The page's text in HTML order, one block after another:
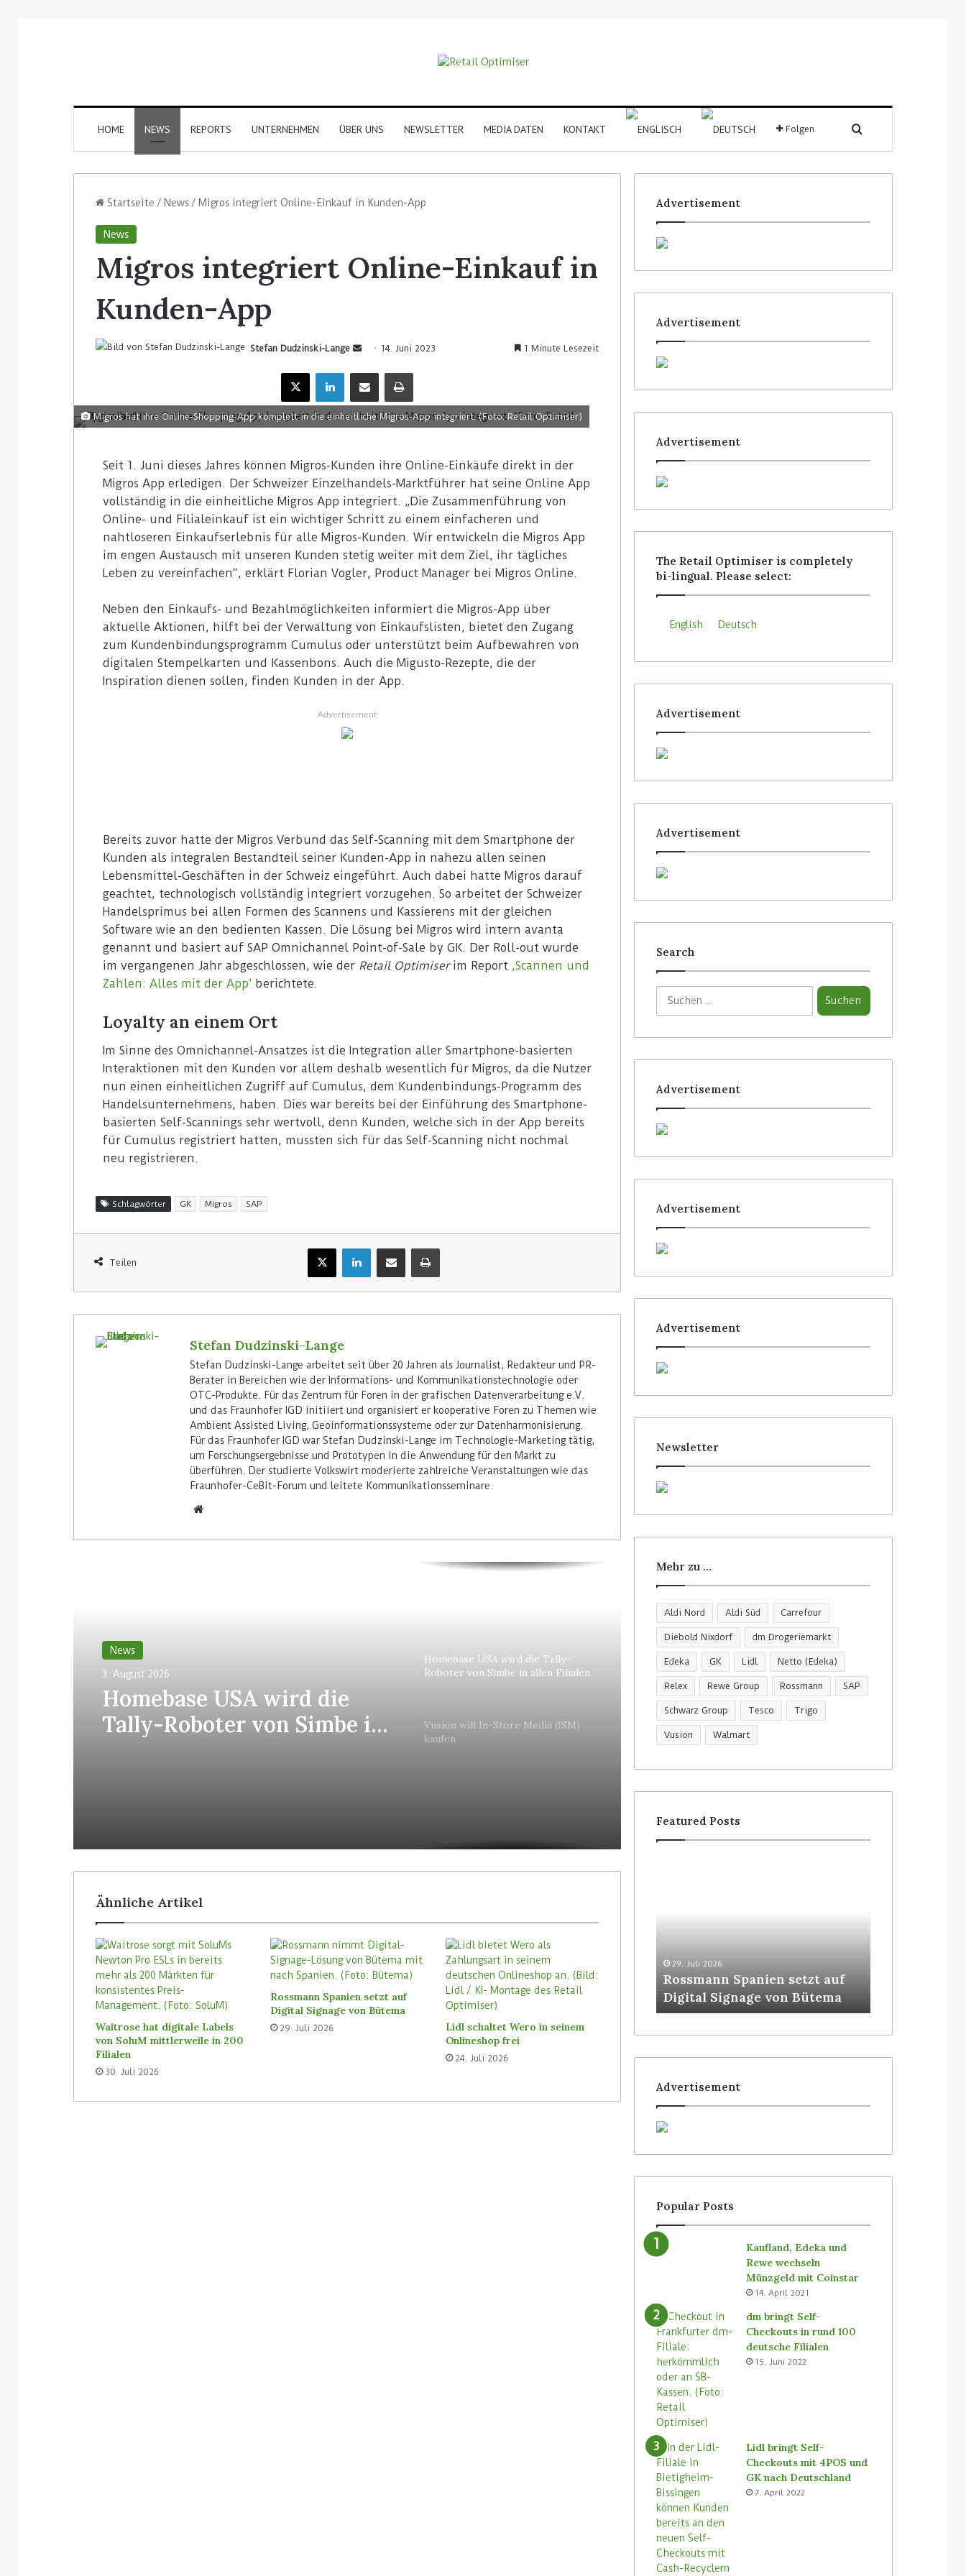
HOME NEWS REPORTS UNTERNEHMEN ÜBER UNS NEWSLETTER MEDIA DATEN KONTAKT Folgen
Startseite / News / Migros integriert Online-Einkauf in Kunden-App
News
Migros integriert Online-Einkauf in
Kunden-App
Stefan Dudzinski-Lange 14. Juni 2023 1 Minute Lesezeit
Migros hat ihre Online-Shopping-App komplett in die einheitliche Migros-App integriert. (Foto: Retail Optimiser)
Seit 1. Juni dieses Jahres können Migros-Kunden ihre Online-Einkäufe direkt in der
Migros App erledigen. Der Schweizer Einzelhandels-Marktführer hat seine Online App
vollständig in die einheitliche Migros App integriert. „Die Zusammenführung von
Online- und Filialeinkauf ist ein wichtiger Schritt zu einem einfacheren und
nahtloseren Einkaufserlebnis für alle Migros-Kunden. Wir entwickeln die Migros App
im engen Austausch mit unseren Kunden stetig weiter mit dem Ziel, ihr tägliches
Leben zu vereinfachen“, erklärt Florian Vogler, Product Manager bei Migros Online.
Neben den Einkaufs- und Bezahlmöglichkeiten informiert die Migros-App über
aktuelle Aktionen, hilft bei der Verwaltung von Einkaufslisten, bietet den Zugang
zum Kundenbindungsprogramm Cumulus oder unterstützt beim Aufbewahren von
digitalen Stempelkarten und Kassenbons. Auch die Migusto-Rezepte, die der
Inspiration dienen sollen, finden Kunden in der App.
Advertisement
Bereits zuvor hatte der Migros Verbund das Self-Scanning mit dem Smartphone der
Kunden als integralen Bestandteil seiner Kunden-App in nahezu allen seinen
Lebensmittel-Geschäften in der Schweiz eingeführt. Auch dabei hatte Migros darauf
geachtet, technologisch vollständig integriert vorzugehen. So arbeitet der Schweizer
Handelsprimus bei allen Formen des Scannens und Kassierens mit der gleichen
Software wie an den bedienten Kassen. Die Lösung bei Migros wird intern avanta
genannt und basiert auf SAP Omnichannel Point-of-Sale by GK. Der Roll-out wurde
im vergangenen Jahr abgeschlossen, wie der Retail Optimiser im Report ,Scannen und
Zahlen: Alles mit der App’ berichtete.
Loyalty an einem Ort
Im Sinne des Omnichannel-Ansatzes ist die Integration aller Smartphone-basierten
Interaktionen mit den Kunden vor allem deshalb wesentlich für Migros, da die Nutzer
nun einen einheitlichen Zugriff auf Cumulus, dem Kundenbindungs-Programm des
Handelsunternehmens, haben. Dies war bereits bei der Einführung des Smartphone-
basierten Self-Scannings sehr wertvoll, denn Kunden, welche sich in der App bereits
für Cumulus registriert hatten, mussten sich für das Self-Scanning nicht nochmal
neu registrieren.
Schlagwörter GK Migros SAP
Teilen
Stefan Dudzinski-Lange
Stefan Dudzinski-Lange arbeitet seit über 20 Jahren als Journalist, Redakteur und PR-
Berater in Bereichen wie der Informations- und Kommunikationstechnologie oder
OTC-Produkte. Für das Zentrum für Foren in der grafischen Datenverarbeitung e.V.
und das Fraunhofer IGD initiiert und organisiert er kooperative Foren zu Themen wie
Ambient Assisted Living, Geoinformationssysteme oder zur Datenharmonisierung.
Für das Fraunhofer IGD war Stefan Dudzinski-Lange im Technologie-Marketing tätig,
um Forschungsergebnisse und Prototypen in die Anwendung für den Markt zu
überführen. Der studierte Volkswirt moderierte zahlreiche Veranstaltungen wie das
Fraunhofer-CeBit-Forum und leitete Kommunikationsseminare.
News
3. August 2026
Homebase USA wird die
Tally-Roboter von Simbe in
Homebase USA wird die Tally-
Roboter von Simbe in allen Filialen
Vusion will In-Store Media (ISM)
kaufen
Ähnliche Artikel
Waitrose hat digitale Labels
von SoluM mittlerweile in 200
Filialen
30. Juli 2026
Rossmann Spanien setzt auf
Digital Signage von Bütema
29. Juli 2026
Lidl schaltet Wero in seinem
Onlineshop frei
24. Juli 2026
Advertisement
Advertisement
Advertisement
The Retail Optimiser is completely
bi-lingual. Please select:
English Deutsch
Advertisement
Advertisement
Search
Advertisement
Advertisement
Advertisement
Newsletter
Mehr zu …
Aldi Nord Aldi Süd Carrefour
Diebold Nixdorf dm Drogeriemarkt
Edeka GK Lidl Netto (Edeka)
Relex Rewe Group Rossmann SAP
Schwarz Group Tesco Trigo
Vusion Walmart
Featured Posts
Homebase USA wird die Tally-
Roboter von Simbe in allen
Filialen einführen
31. Juli 2026
Vusion will In-Store Media
(ISM) kaufen
30. Juli 2026
Waitrose hat digitale Labels
von SoluM mittlerweile in 200
Filialen
29. Juli 2026
Rossmann Spanien setzt auf
Digital Signage von Bütema
Advertisement
Popular Posts
Kaufland, Edeka und
Rewe wechseln
Münzgeld mit Coinstar
14. April 2021
dm bringt Self-
Checkouts in rund 100
deutsche Filialen
15. Juni 2022
Lidl bringt Self-
Checkouts mit 4POS und
GK nach Deutschland
7. April 2022